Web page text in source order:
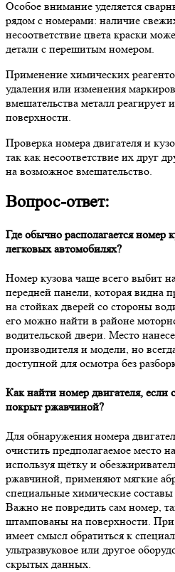
Особое внимание уделяется
рядом с номерами: наличие
несоответствие цвета краски
детали с перешитым номером.
Применение химических
удаления или изменения
вмешательства металл реагирует
поверхности.
Проверка номера двигателя и
так как несоответствие их друг
на возможное вмешательство.
Вопрос-ответ:
Где обычно располагается номер
легковых автомобилях?
Номер кузова чаще всего выбит
передней панели, которая видна
на стойках дверей со стороны
его можно найти в районе
водительской двери. Место
производителя и модели, но
доступной для осмотра без
Как найти номер двигателя, если
покрыт ржавчиной?
Для обнаружения номера
очистить предполагаемое место
используя щётку и
ржавчиной, применяют мягкие
специальные химические составы
Важно не повредить сам номер,
штампованы на поверхности.
имеет смысл обратиться к
ультразвуковое или другое
скрытых данных.